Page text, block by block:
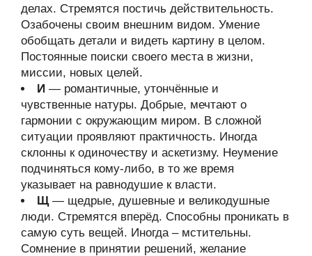
делах. Стремятся постичь действительность.
Озабочены своим внешним видом. Умение
обобщать детали и видеть картину в целом.
Постоянные поиски своего места в жизни,
миссии, новых целей.
И — романтичные, утончённые и
чувственные натуры. Добрые, мечтают о
гармонии с окружающим миром. В сложной
ситуации проявляют практичность. Иногда
склонны к одиночеству и аскетизму. Неумение
подчиняться кому-либо, в то же время
указывает на равнодушие к власти.
Щ— щедрые, душевные и великодушные
люди. Стремятся вперёд. Способны проникать в
самую суть вещей. Иногда – мстительны.
Сомнение в принятии решений, желание